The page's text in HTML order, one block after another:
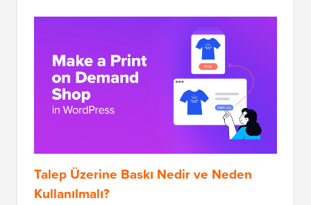
Talep Üzerine Baskı Nedir ve Neden
Kullanılmalı?